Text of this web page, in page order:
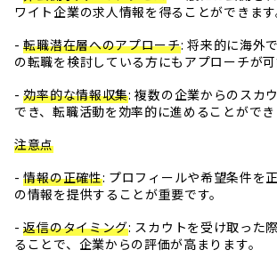
ワイト企業の求人情報を得ることができます
-転職潜在層へのアプローチ: 将来的に海外
の転職を検討している方にもアプローチが可
-効率的な情報収集: 複数の企業からのスカ
でき、転職活動を効率的に進めることができ
注意点
-情報の正確性: プロフィールや希望条件を
の情報を提供することが重要です。
-返信のタイミング: スカウトを受け取った
ることで、企業からの評価が高まります。